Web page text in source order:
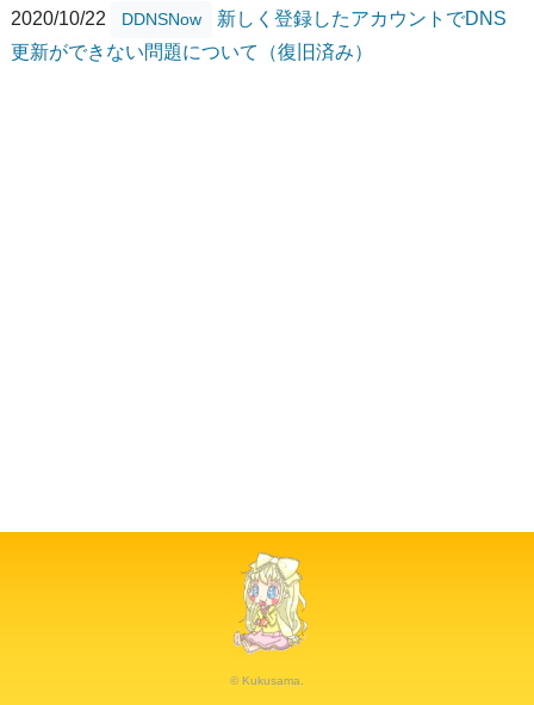
2020/10/22
DDNSNow
新しく登録したアカウントでDNS
更新ができない問題について（復旧済み）
© Kukusama.